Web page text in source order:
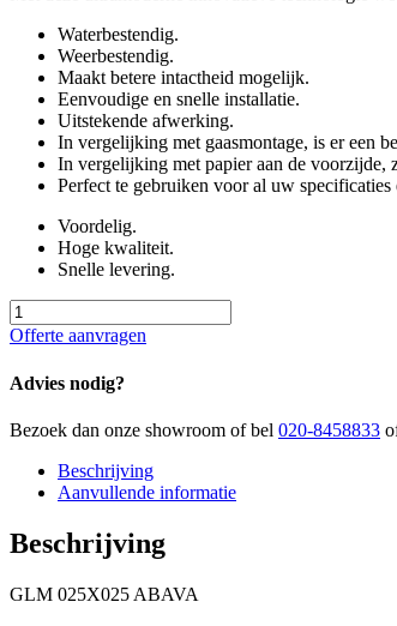
Waterbestendig.
Weerbestendig.
Maakt betere intactheid mogelijk.
Eenvoudige en snelle installatie.
Uitstekende afwerking.
In vergelijking met gaasmontage, is er een
In vergelijking met papier aan de voorzijde,
Perfect te gebruiken voor al uw
Voordelig.
Hoge kwaliteit.
Snelle levering.
GLM
025X025
aantal
Offerte aanvragen
Advies nodig?
Bezoek dan onze showroom of bel 020-8458833
Beschrijving
Aanvullende informatie
Beschrijving
GLM 025X025 ABAVA